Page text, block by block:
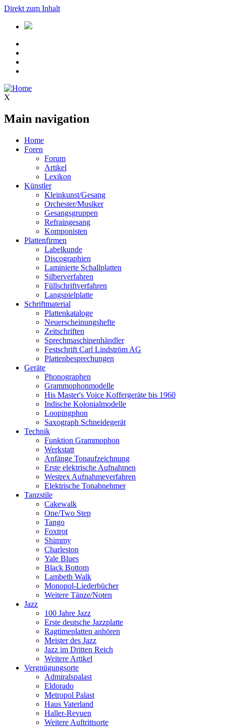
Direkt zum Inhalt
X
Main navigation
Home
Foren
Forum
Artikel
Lexikon
Künstler
Kleinkunst/Gesang
Orchester/Musiker
Gesangsgruppen
Refraingesang
Komponisten
Plattenfirmen
Labelkunde
Discographien
Laminierte Schallplatten
Silberverfahren
Füllschriftverfahren
Langspielplatte
Schriftmaterial
Plattenkataloge
Neuerscheinungshefte
Zeitschriften
Sprechmaschinenhändler
Festschrift Carl Lindström AG
Plattenbesprechungen
Geräte
Phonographen
Grammophonmodelle
His Master's Voice Koffergeräte bis 1960
Indische Kolonialmodelle
Loopingphon
Saxograph Schneidegerät
Technik
Funktion Grammophon
Werkstatt
Anfänge Tonaufzeichnung
Erste elektrische Aufnahmen
Westrex Aufnahmeverfahren
Elektrische Tonabnehmer
Tanzstile
Cakewalk
One/Two Step
Tango
Foxtrot
Shimmy
Charleston
Yale Blues
Black Bottom
Lambeth Walk
Monopol-Liederbücher
Weitere Tänze/Noten
Jazz
100 Jahre Jazz
Erste deutsche Jazzplatte
Ragtimeplatten anhören
Meister des Jazz
Jazz im Dritten Reich
Weitere Artikel
Vergnügungsorte
Admiralspalast
Eldorado
Metropol Palast
Haus Vaterland
Haller-Revuen
Weitere Auftrittsorte